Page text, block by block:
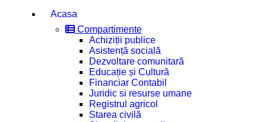
Acasa
Compartimente
Achiziții publice
Asistență socială
Dezvoltare comunitară
Educație și Cultură
Financiar Contabil
Juridic si resurse umane
Registrul agricol
Starea civilă